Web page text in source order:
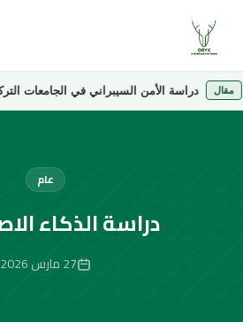
دراسة الأمن السيبراني في الجامعات التركية
عام
دراسة الذكاء
27 مارس 2026